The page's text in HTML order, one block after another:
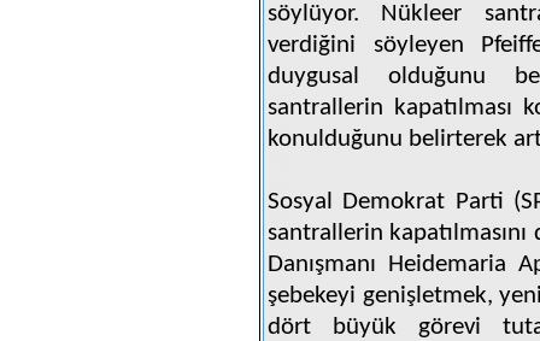
söylüyor. Nükleer
verdiğini söyleyen
duygusal olduğunu
santrallerin kapatılması
konulduğunu belirterek
Sosyal Demokrat Parti
santrallerin
Danışmanı Heidemaria
şebekeyi genişletmek,
dört büyük görevi